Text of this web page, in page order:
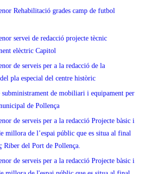
Rehabilitació grades camp de futbol
servei de redacció projecte tècnic
elèctric Capitol
de serveis per a la redacció de la
pla especial del centre històric
subministrament de mobiliari i equipament per
de Pollença
de serveis per a la redacció Projecte bàsic i
millora de l’espai públic que es situa al final
Riber del Port de Pollença.
de serveis per a la redacció Projecte bàsic i